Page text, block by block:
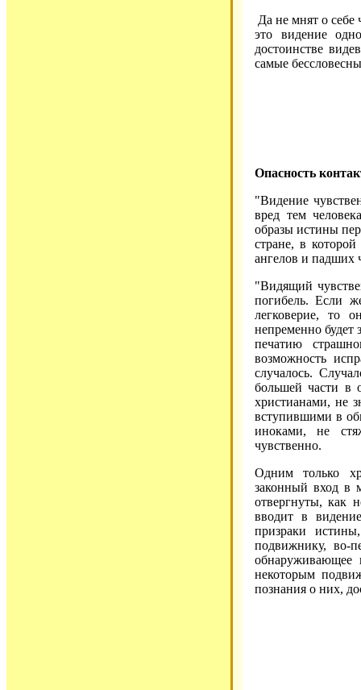
Да не мнят о себе
это видение
достоинстве
самые
Опасность
"Видение
вред тем
образы истины
стране, в
ангелов и падших
"Видящий
погибель. Если
легковерие, то
непременно
печатию
возможность
случалось.
большей части в
христианами, не
вступившими в
иноками, не
чувственно.
Одним только
законный вход в
отвергнуты, как
вводит в
призраки
подвижнику, во-
обнаруживающее
некоторым
познания о них,